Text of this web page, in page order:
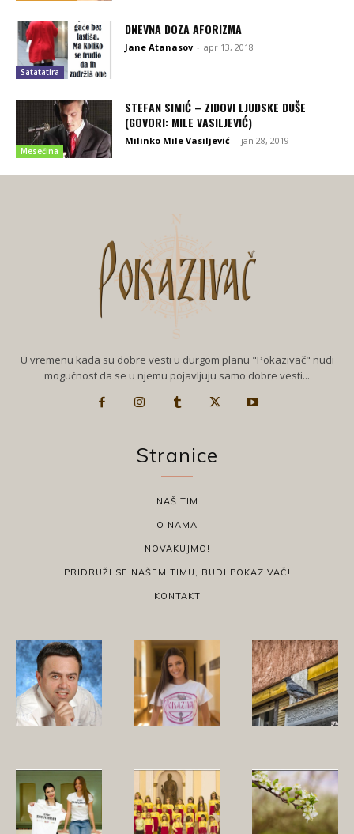
Satatatira
DNEVNA DOZA AFORIZMA
Jane Atanasov - apr 13, 2018
Mesečina
STEFAN SIMIĆ – ZIDOVI LJUDSKE DUŠE
(GOVORI: MILE VASILJEVIĆ)
Milinko Mile Vasiljević - jan 28, 2019
U vremenu kada su dobre vesti u durgom planu "Pokazivač" nudi
mogućnost da se u njemu pojavljuju samo dobre vesti...
Stranice
NAŠ TIM
O NAMA
NOVAKUJMO!
PRIDRUŽI SE NAŠEM TIMU, BUDI POKAZIVAČ!
KONTAKT